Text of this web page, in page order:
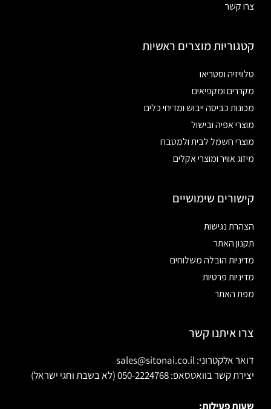
צרו קשר
קטגוריות מוצרים ראשיות
טלוויזיה וסטריאו
מקררים ומקפיאים
מכונות כביסה ייבוש ומדיחי כלים
מוצרי אפיה ובישול
מוצרי חשמל לבית ולמטבח
מיזוג אוויר ומוצרי אקלים
קישורים שימושיים
הצהרת נגישות
תקנון האתר
מדיניות הובלה משלוחים
מדיניות פרטיות
מפת האתר
צרו איתנו קשר
דואר אלקטרוני: sales@sitonai.co.il
יצירת קשר בוואטסאפ: 050-2224768 (לא בשבת וחגי ישראל)
שעות פעילות: